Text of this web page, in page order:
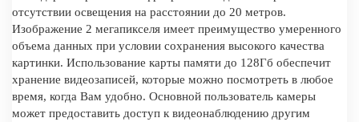
отсутствии освещения на расстоянии до 20 метров.
Изображение 2 мегапикселя имеет преимущество умеренного
объема данных при условии сохранения высокого качества
картинки. Использование карты памяти до 128Гб обеспечит
хранение видеозаписей, которые можно посмотреть в любое
время, когда Вам удобно. Основной пользователь камеры
может предоставить доступ к видеонаблюдению другим